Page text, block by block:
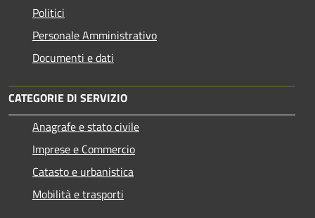
Politici
Personale Amministrativo
Documenti e dati
CATEGORIE DI SERVIZIO
Anagrafe e stato civile
Imprese e Commercio
Catasto e urbanistica
Mobilità e trasporti